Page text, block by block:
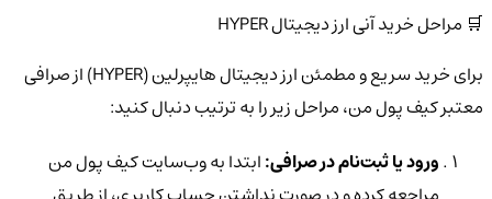
🛒 مراحل خرید آنی ارز دیجیتال HYPER
برای خرید سریع و مطمئن ارز دیجیتال هایپرلین (HYPER) از صرافی
معتبر کیف پول من، مراحل زیر را به ترتیب دنبال کنید:
ورود یا ثبت‌نام در صرافی:ابتدا به وب‌سایت کیف پول من